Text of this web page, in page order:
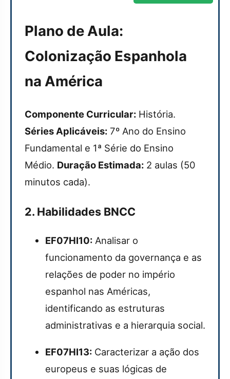
Plano de Aula:
Colonização Espanhola
na América
Componente Curricular: História.
Séries Aplicáveis: 7º Ano do Ensino
Fundamental e 1ª Série do Ensino
Médio. Duração Estimada: 2 aulas (50
minutos cada).
2. Habilidades BNCC
EF07HI10: Analisar o
funcionamento da governança e as
relações de poder no império
espanhol nas Américas,
identificando as estruturas
administrativas e a hierarquia social.
EF07HI13: Caracterizar a ação dos
europeus e suas lógicas de